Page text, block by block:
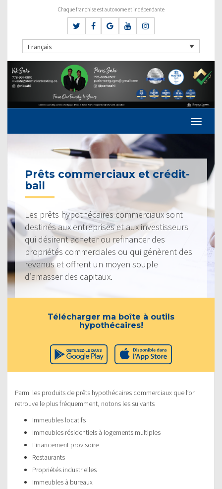
Chaque franchise est autonome et indépendante
Français
Prêts commerciaux et crédit-
bail
Les prêts hypothécaires commerciaux sont
destinés aux entreprises et aux investisseurs
qui désirent acheter ou refinancer des
propriétés commerciales ou qui génèrent des
revenus et offrent un moyen souple
d’amasser des capitaux.
Télécharger ma boîte à outils
hypothécaires!
Parmi les produits de prêts hypothécaires commerciaux que l’on
retrouve le plus fréquemment, notons les suivants
Immeubles locatifs
Immeubles résidentiels à logements multiples
Financement provisoire
Restaurants
Propriétés industrielles
Immeubles à bureaux